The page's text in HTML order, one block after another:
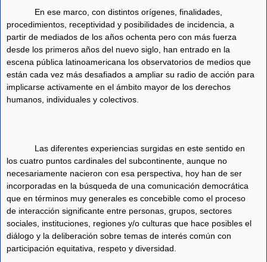
En ese marco, con distintos orígenes, finalidades,
procedimientos, receptividad y posibilidades de incidencia, a
partir de mediados de los años ochenta pero con más fuerza
desde los primeros años del nuevo siglo, han entrado en la
escena pública latinoamericana los observatorios de medios que
están cada vez más desafiados a ampliar su radio de acción para
implicarse activamente en el ámbito mayor de los derechos
humanos, individuales y colectivos.
Las diferentes experiencias surgidas en este sentido en
los cuatro puntos cardinales del subcontinente, aunque no
necesariamente nacieron con esa perspectiva, hoy han de ser
incorporadas en la búsqueda de una comunicación democrática
que en términos muy generales es concebible como el proceso
de interacción significante entre personas, grupos, sectores
sociales, instituciones, regiones y/o culturas que hace posibles el
diálogo y la deliberación sobre temas de interés común con
participación equitativa, respeto y diversidad.